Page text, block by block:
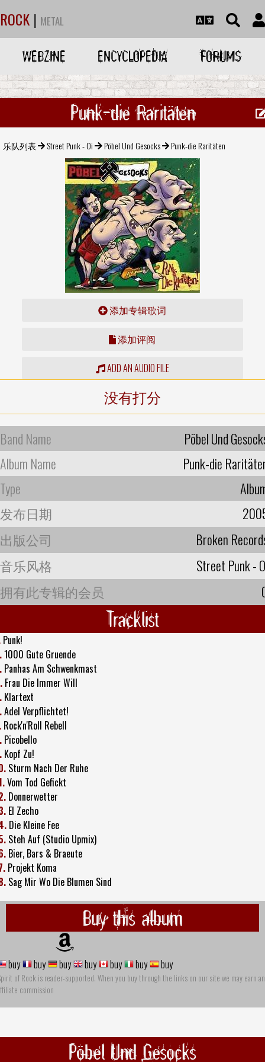
ROCK | METAL
WEBZINE ENCYCLOPEDIA FORUMS
Punk-die Raritäten
乐队列表 Street Punk - Oi Pöbel Und Gesocks Punk-die Raritäten
添加专辑歌词
添加评阅
ADD AN AUDIO FILE
没有打分
Band Name
Pöbel Und
Album Name
Punk-die
Type
发布日期
出版公司
Broken
音乐风格
Street Punk -
拥有此专辑的会员
Tracklist
Punk!
1000 Gute Gruende
Panhas Am Schwenkmast
Frau Die Immer Will
Klartext
Adel Verpflichtet!
Rock'n'Roll Rebell
Picobello
Kopf Zu!
Sturm Nach Der Ruhe
Vom Tod Gefickt
Donnerwetter
El Zecho
Die Kleine Fee
Steh Auf (Studio Upmix)
Bier, Bars & Braeute
Projekt Koma
Sag Mir Wo Die Blumen Sind
Buy this album
buy buy buy buy buy buy buy
of Rock is reader-supported. When you buy through the links on our site we may earn an
commission
Pöbel Und Gesocks